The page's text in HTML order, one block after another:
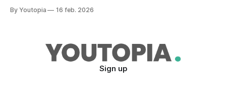
By Youtopia 16 feb. 2026
Sign up